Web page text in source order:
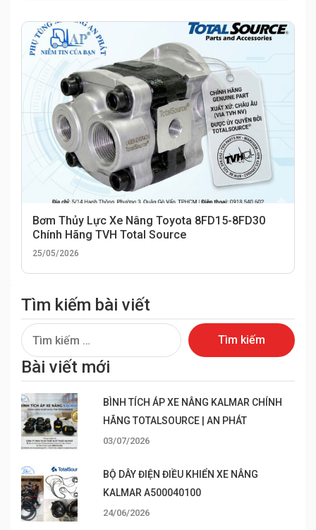
Bơm Thủy Lực Xe Nâng Toyota 8FD15-8FD30
Chính Hãng TVH Total Source
25/05/2026
Tìm kiếm bài viết
Tìm
kiếm
cho:
Bài viết mới
BÌNH TÍCH ÁP XE NÂNG KALMAR CHÍNH
HÃNG TOTALSOURCE | AN PHÁT
03/07/2026
BỘ DÂY ĐIỆN ĐIỀU KHIỂN XE NÂNG
KALMAR A500040100
24/06/2026